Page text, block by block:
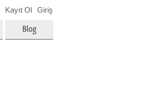
Blog
Kayıt Ol Giriş